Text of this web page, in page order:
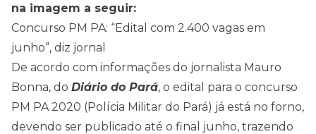
na imagem a seguir:
Concurso PM PA: “Edital com 2.400 vagas em
junho”, diz jornal
De acordo com informações do jornalista Mauro
Bonna, do Diário do Pará, o edital para o concurso
PM PA 2020 (Polícia Militar do Pará) já está no forno,
devendo ser publicado até o final junho, trazendo